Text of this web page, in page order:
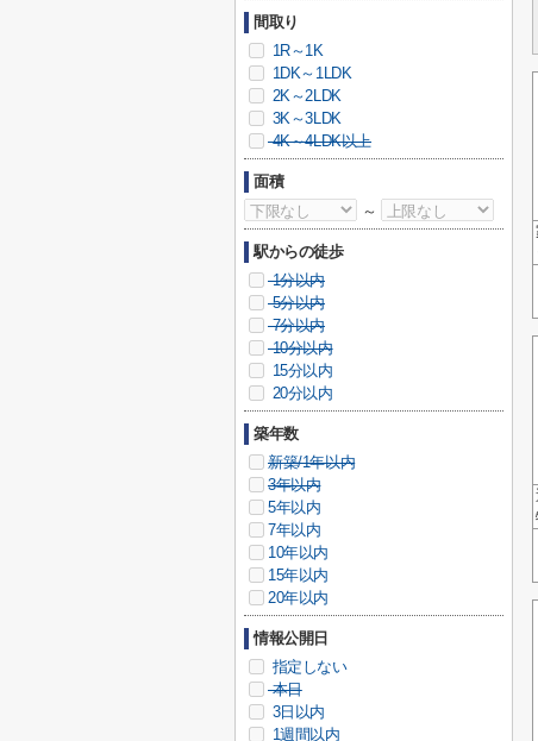
間取り
1R～1K
1DK～1LDK
2K～2LDK
3K～3LDK
4K～4LDK以上
面積
～
駅からの徒歩
1分以内
5分以内
7分以内
10分以内
15分以内
20分以内
築年数
新築/1年以内
3年以内
5年以内
7年以内
10年以内
15年以内
20年以内
情報公開日
指定しない
本日
3日以内
1週間以内